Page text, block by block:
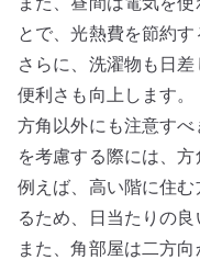
とで、光熱費を節約す
さらに、洗濯物も日
便利さも向上します。
方角以外にも注意す
を考慮する際には、方
例えば、高い階に住
るため、日当たりの良
また、角部屋は二方